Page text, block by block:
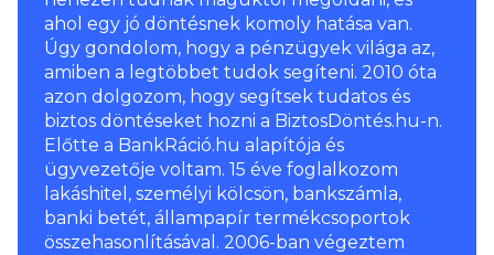
ahol egy jó döntésnek komoly hatása van.
Úgy gondolom, hogy a pénzügyek világa az,
amiben a legtöbbet tudok segíteni. 2010 óta
azon dolgozom, hogy segítsek tudatos és
biztos döntéseket hozni a BiztosDöntés.hu-n.
Előtte a BankRáció.hu alapítója és
ügyvezetője voltam. 15 éve foglalkozom
lakáshitel, személyi kölcsön, bankszámla,
banki betét, állampapír termékcsoportok
összehasonlításával. 2006-ban végeztem